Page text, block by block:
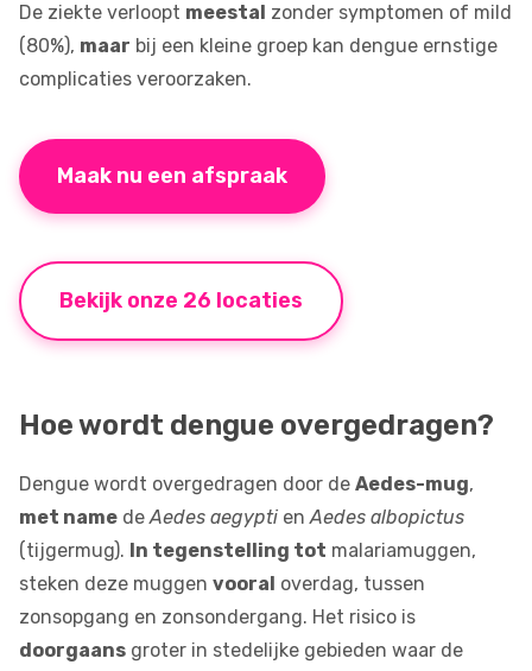
De ziekte verloopt meestal zonder symptomen of mild
(80%), maar bij een kleine groep kan dengue ernstige
complicaties veroorzaken.
Maak nu een afspraak
Bekijk onze 26 locaties
Hoe wordt dengue overgedragen?
Dengue wordt overgedragen door de Aedes-mug,
met name deAedes aegypti enAedes albopictus
(tijgermug). In tegenstelling tot malariamuggen,
steken deze muggen vooral overdag, tussen
zonsopgang en zonsondergang. Het risico is
doorgaans groter in stedelijke gebieden waar de